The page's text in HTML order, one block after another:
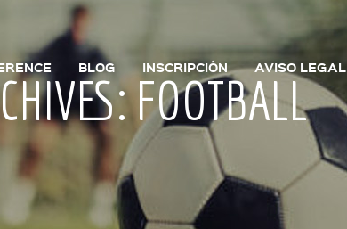
BLOG INSCRIPCIÓN AVISO LEGAL
FOOTBALL